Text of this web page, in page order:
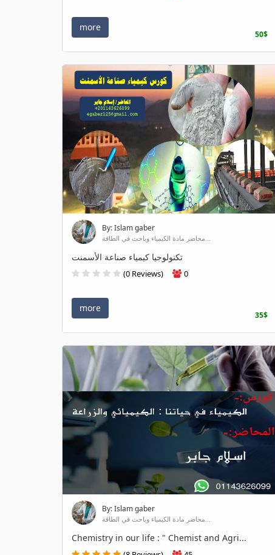
more
50$
By: Islam gaber
تكنولوجيا كيمياء صناعة الأسمنت
(0 Reviews) 0
more
35$
By: Islam gaber
Chemistry in our life : " Chemist and Agri...